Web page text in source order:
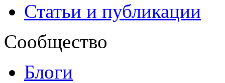
Статьи и публикации
Сообщество
Блоги